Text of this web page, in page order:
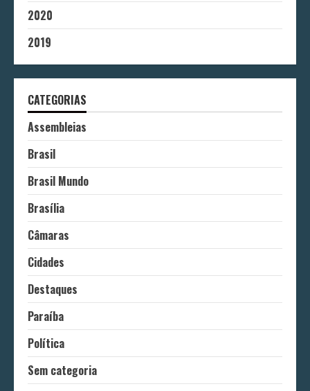
2020
2019
CATEGORIAS
Assembleias
Brasil
Brasil Mundo
Brasília
Câmaras
Cidades
Destaques
Paraíba
Política
Sem categoria